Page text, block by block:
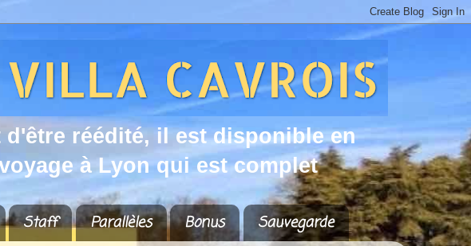
d'être rééd ité, il est disponible en
oyage à Lyon qui est complet
Staff Parallèles Bonus Sauvegarde